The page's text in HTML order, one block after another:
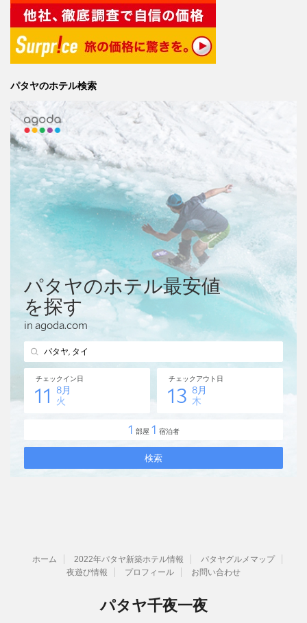
パタヤのホテル検索
ホーム 2022年パタヤ新築ホテル情報
パタヤグルメマップ
夜遊び情報
プロフィール お問い合わせ
パタヤ千夜一夜